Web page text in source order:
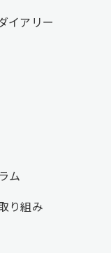
イアリー
ム
り組み